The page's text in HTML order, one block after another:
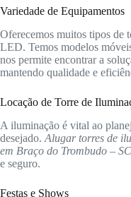
Variedade de Equipamentos
Oferecemos muitos tipos de
LED. Temos modelos
nos permite encontrar a
mantendo qualidade e
Locação de Torre de
A iluminação é vital ao
desejado. Alugar torres de
em Braço do Trombudo – SC
e seguro.
Festas e Shows